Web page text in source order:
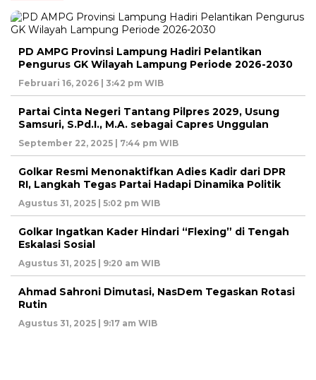
PD AMPG Provinsi Lampung Hadiri Pelantikan
Pengurus GK Wilayah Lampung Periode 2026-2030
Februari 16, 2026 | 3:42 pm WIB
Partai Cinta Negeri Tantang Pilpres 2029, Usung
Samsuri, S.Pd.I., M.A. sebagai Capres Unggulan
September 22, 2025 | 7:44 pm WIB
Golkar Resmi Menonaktifkan Adies Kadir dari DPR
RI, Langkah Tegas Partai Hadapi Dinamika Politik
Agustus 31, 2025 | 5:02 pm WIB
Golkar Ingatkan Kader Hindari “Flexing” di Tengah
Eskalasi Sosial
Agustus 31, 2025 | 9:20 am WIB
Ahmad Sahroni Dimutasi, NasDem Tegaskan Rotasi
Rutin
Agustus 31, 2025 | 9:17 am WIB